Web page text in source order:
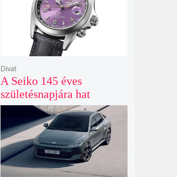
A Seiko 145 éves
születésnapjára hat
limitált kiadású Edo-lila
számlapos modellt hozott
ki
Divat